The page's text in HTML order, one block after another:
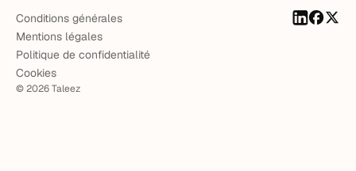
©2026Taleez
Conditions générales
Mentions légales
Politique de confidentialité
Cookies